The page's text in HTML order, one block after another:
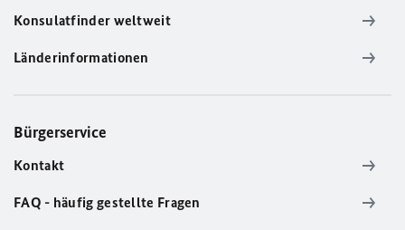
Konsulatfinder weltweit
Länderinformationen
Bürgerservice
Kontakt
FAQ - häufig gestellte Fragen